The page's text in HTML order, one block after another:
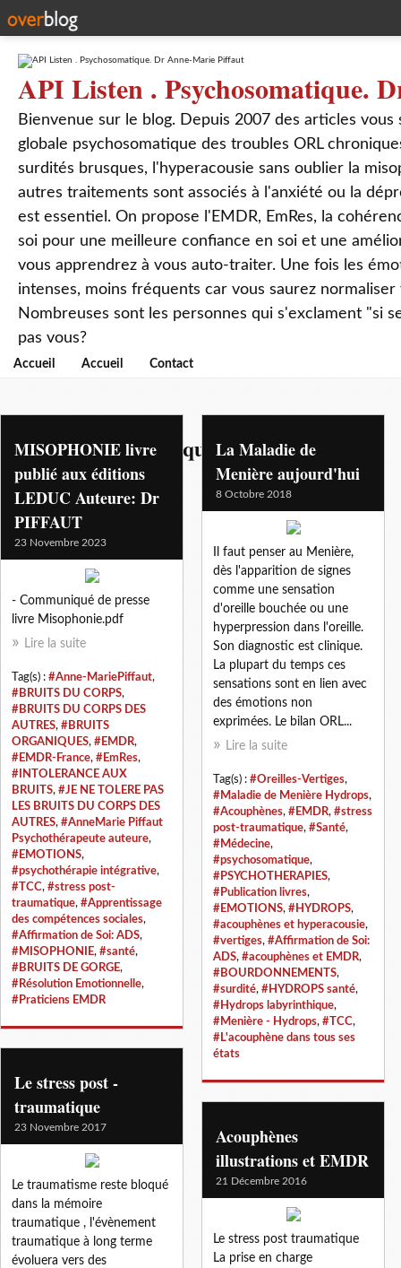
API Listen . Psychosomatique.
Bienvenue sur le blog. Depuis 2007 des articles
globale psychosomatique des troubles ORL
surdités brusques, l'hyperacousie sans oublier la
autres traitements sont associés à l'anxiété ou la
est essentiel. On propose l'EMDR, EmRes, la
soi pour une meilleure confiance en soi et une
vous apprendrez à vous auto-traiter. Une fois les
intenses, moins fréquents car vous saurez
Nombreuses sont les personnes qui s'exclament "si
pas vous?
Accueil Accueil Contact
stress post-traumatique
MISOPHONIE livre
publié aux éditions
LEDUC Auteure: Dr
PIFFAUT
23 Novembre 2023
- Communiqué de presse
livre Misophonie.pdf
Lire la suite
Tag(s) : #Anne-MariePiffaut,
#BRUITS DU CORPS,
#BRUITS DU CORPS DES
AUTRES, #BRUITS
ORGANIQUES, #EMDR,
#EMDR-France, #EmRes,
#INTOLERANCE AUX
BRUITS, #JE NE TOLERE PAS
LES BRUITS DU CORPS DES
AUTRES, #AnneMarie Piffaut
Psychothérapeute auteure,
#EMOTIONS,
#psychothérapie intégrative,
#TCC, #stress post-
traumatique, #Apprentissage
des compétences sociales,
#Affirmation de Soi: ADS,
#MISOPHONIE, #santé,
#BRUITS DE GORGE,
#Résolution Emotionnelle,
#Praticiens EMDR
La Maladie de
Menière aujourd'hui
8 Octobre 2018
Il faut penser au Menière,
dès l'apparition de signes
comme une sensation
d'oreille bouchée ou une
hyperpression dans l'oreille.
Son diagnostic est clinique.
La plupart du temps ces
sensations sont en lien avec
des émotions non
exprimées. Le bilan ORL...
Lire la suite
Tag(s) : #Oreilles-Vertiges,
#Maladie de Menière Hydrops,
#Acouphènes, #EMDR, #stress
post-traumatique, #Santé,
#Médecine,
#psychosomatique,
#PSYCHOTHERAPIES,
#Publication livres,
#EMOTIONS, #HYDROPS,
#acouphènes et hyperacousie,
#vertiges, #Affirmation de Soi:
ADS, #acouphènes et EMDR,
#BOURDONNEMENTS,
#surdité, #HYDROPS santé,
#Hydrops labyrinthique,
#Menière - Hydrops, #TCC,
#L'acouphène dans tous ses
états
Le stress post -
traumatique
23 Novembre 2017
Le traumatisme reste bloqué
dans la mémoire
traumatique , l'évènement
traumatique à long terme
évoluera vers des
Acouphènes
illustrations et EMDR
21 Décembre 2016
Le stress post traumatique
La prise en charge